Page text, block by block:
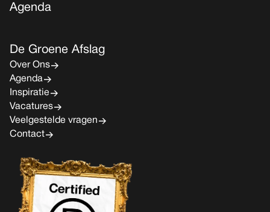
Agenda
De Groene Afslag
Over Ons
Agenda
Inspiratie
Vacatures
Veelgestelde vragen
Contact